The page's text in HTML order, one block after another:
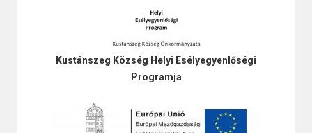
Kustánszeg Község Helyi Esélyegyenlőségi
Programja